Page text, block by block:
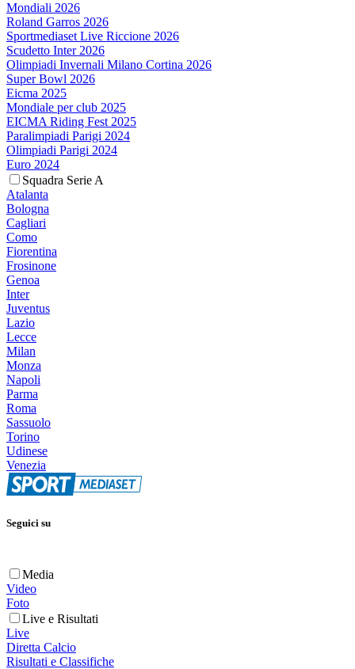
Mondiali 2026
Roland Garros 2026
Sportmediaset Live Riccione 2026
Scudetto Inter 2026
Olimpiadi Invernali Milano Cortina 2026
Super Bowl 2026
Eicma 2025
Mondiale per club 2025
EICMA Riding Fest 2025
Paralimpiadi Parigi 2024
Olimpiadi Parigi 2024
Euro 2024
Squadra Serie A
Atalanta
Bologna
Cagliari
Como
Fiorentina
Frosinone
Genoa
Inter
Juventus
Lazio
Lecce
Milan
Monza
Napoli
Parma
Roma
Sassuolo
Torino
Udinese
Venezia
Seguici su
Media
Video
Foto
Live e Risultati
Live
Diretta Calcio
Risultati e Classifiche